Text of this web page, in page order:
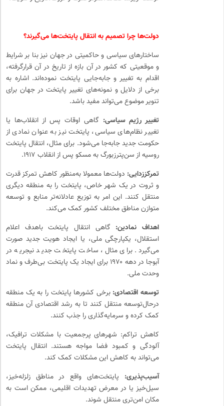
دولت‌ها چرا تصمیم به انتقال پایتخت‌ها می‌گیرند؟
ساختارهای سیاسی و حاکمیتی در جهان نیز بنا بر شرایط
و موقعیتی که کشور در آن بازه از تاریخ در آن قرارگرفته،
اقدام به تغییر و جابه‌جایی پایتخت نموده‌اند. اشاره به
برخی از دلایل و نمونه‌های تغییر پایتخت در جهان برای
تنویر موضوع می‌تواند مفید باشد.
تغییر رژیم سیاسی: گاهی اوقات پس از انقلاب‌ها یا
تغییر نظام‌های سیاسی، پایتخت نیز به عنوان نمادی از
حکومت جدید جابه‌جا می‌شود. برای مثال، انتقال پایتخت
روسیه از سن‌پترزبورگ به مسکو پس از انقلاب ۱۹۱۷.
تمرکززدایی: دولت‌ها معمولا به‌منظور کاهش تمرکز قدرت
و ثروت در یک شهر خاص، پایتخت را به منطقه دیگری
منتقل کنند. این امر به توزیع عادلانه‌تر منابع و توسعه
متوازن مناطق مختلف کشور کمک می‌کند.
اهداف نمادین: گاهی انتقال پایتخت باهدف اعلام
استقلال، یکپارچگی ملی، یا ایجاد هویت جدید صورت
می‌گیرد. برای مثال، ساخت پایتخت جدید نیجریه در
آبوجا در دهه ۱۹۷۰ برای ایجاد یک پایتخت بی‌طرف و نماد
وحدت ملی.
توسعه اقتصادی: برخی کشورها پایتخت را به یک منطقه
درحال‌توسعه منتقل کنند تا به رشد اقتصادی آن منطقه
کمک کرده و سرمایه‌گذاری را جذب کنند.
کاهش تراکم: شهرهای پرجمعیت با مشکلات ترافیک،
آلودگی و کمبود فضا مواجه هستند. انتقال پایتخت
می‌تواند به کاهش این مشکلات کمک کند.
آسیب‌پذیری: پایتخت‌های واقع در مناطق زلزله‌خیز،
سیل‌خیز یا در معرض تهدیدات اقلیمی، ممکن است به
مکان امن‌تری منتقل شوند.